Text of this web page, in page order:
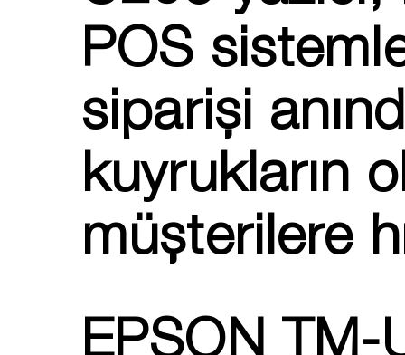
POS
siparişi
kuyrukların
müşterilere